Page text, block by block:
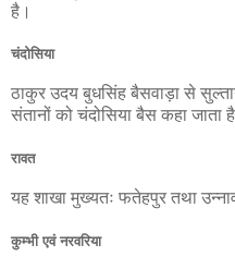
है।
चंदोसिया
ठाकुर उदय बुधसिंह बैसवाड़ा से
संतानों को चंदोसिया बैस कहा जाता
रावत
यह शाखा मुख्यतः फतेहपुर तथा
कुम्भी एवं नरवरिया